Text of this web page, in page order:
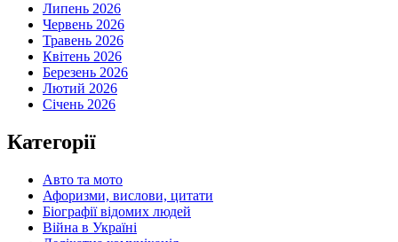
Липень 2026
Червень 2026
Травень 2026
Квітень 2026
Березень 2026
Лютий 2026
Січень 2026
Категорії
Авто та мото
Афоризми, вислови, цитати
Біографії відомих людей
Війна в Україні